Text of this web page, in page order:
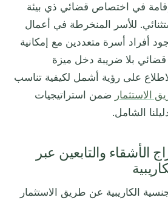
إقامة في اختصاص قضائي ذي بيئة
للأسر المنخرطة في أعمال
أفراد أسرة متعددين مع إمكانية
قضائي بلا ضريبة دخل ميزة
على رؤية أشمل لكيفية تناسب
الاستثمار ضمن استراتيجيات
الشامل.
الأشقاء والتابعين عبر
الكاريبية عن طريق الاستثمار